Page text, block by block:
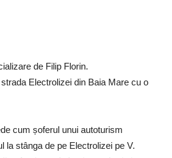
de Filip Florin.
Electrolizei din Baia Mare cu o
cum șoferul unui autoturism
la stânga de pe Electrolizei pe V.